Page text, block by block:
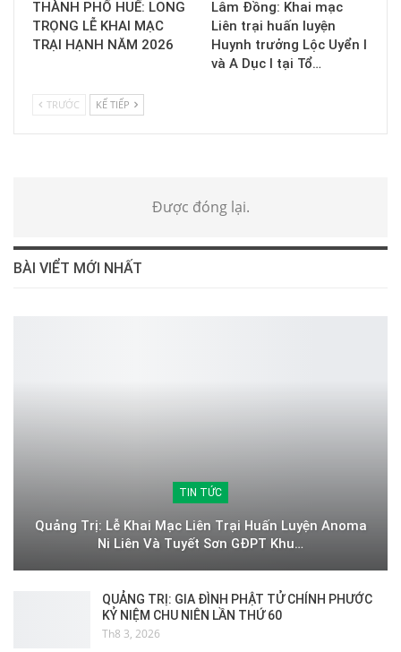
THÀNH PHỐ HUẾ: LONG
TRỌNG LỄ KHAI MẠC
TRẠI HẠNH NĂM 2026
Lâm Đồng: Khai mạc
Liên trại huấn luyện
Huynh trưởng Lộc Uyển I
và A Dục I tại Tổ…
TRƯỚC KẾ TIẾP
Được đóng lại.
BÀI VIỂT MỚI NHẤT
TIN TỨC
Quảng Trị: Lễ Khai Mạc Liên Trại Huấn Luyện Anoma
Ni Liên Và Tuyết Sơn GĐPT Khu…
QUẢNG TRỊ: GIA ĐÌNH PHẬT TỬ CHÍNH PHƯỚC
KỶ NIỆM CHU NIÊN LẦN THỨ 60
Th8 3, 2026